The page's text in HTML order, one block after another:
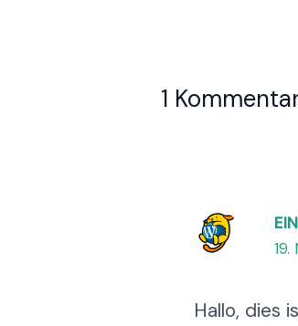
1
19.
Hallo, dies